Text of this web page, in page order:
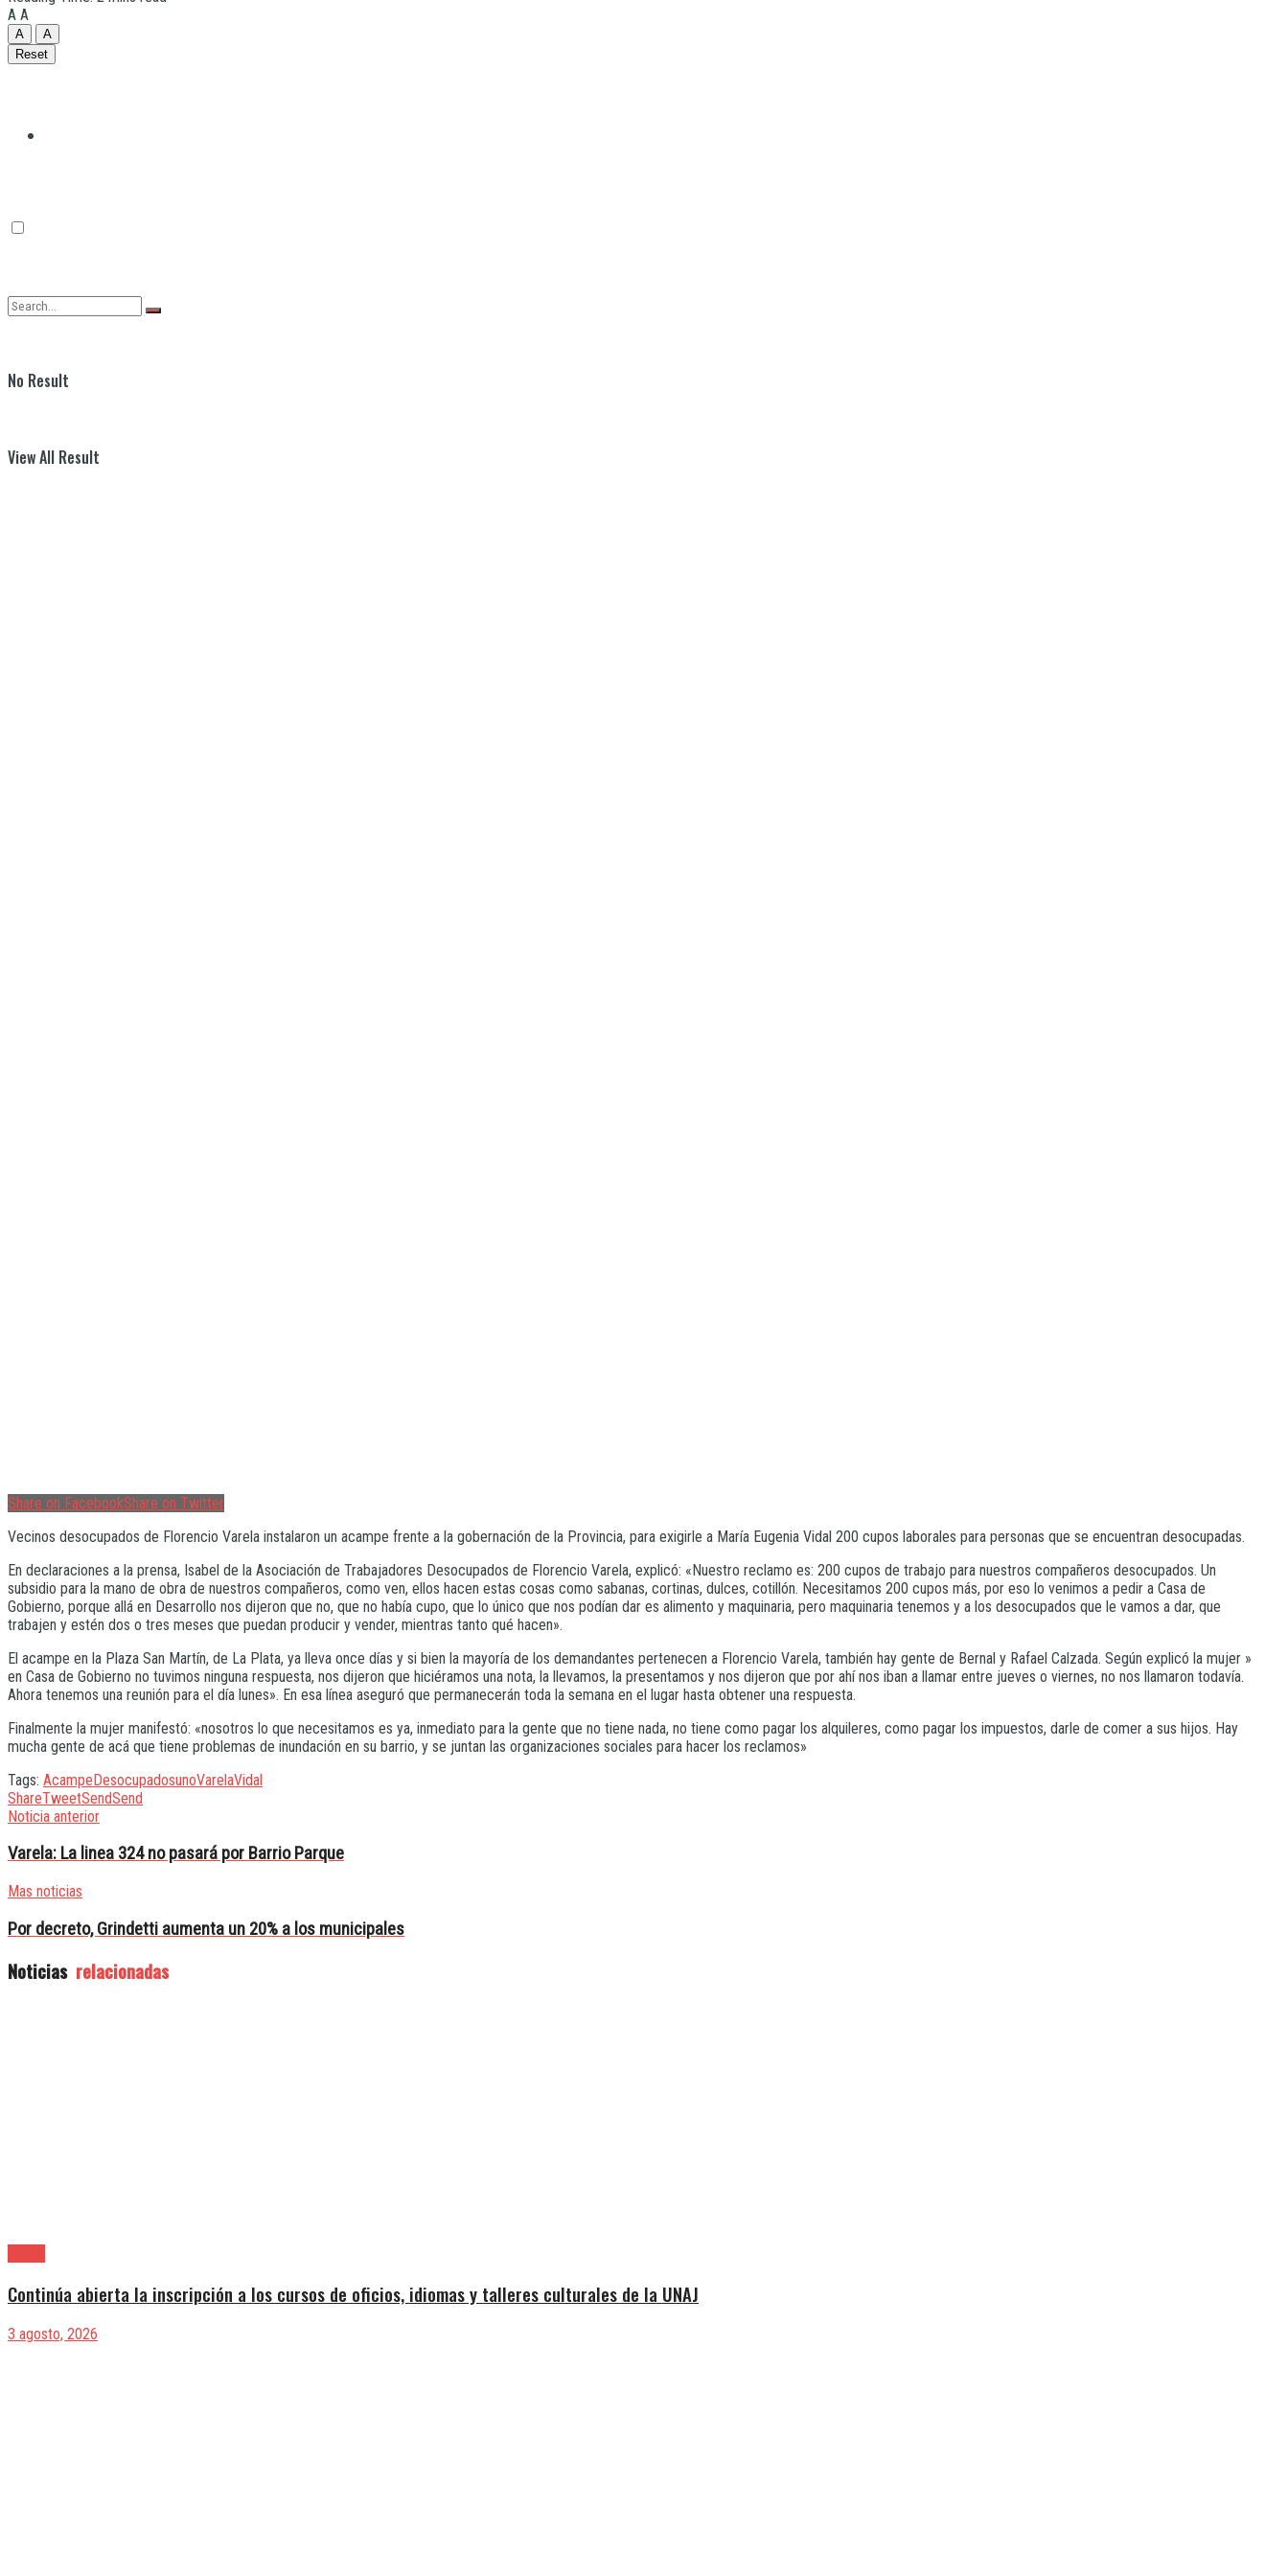
Quilmes
No Result
View All Result
A A
A
A
Reset
Share on FacebookShare on Twitter
Vecinos desocupados de Florencio Varela instalaron un acampe frente a la gobernación de la Provincia, para exigirle a María Eugenia Vidal 200 cupos laborales para personas que se encuentran desocupadas.
En declaraciones a la prensa, Isabel de la Asociación de Trabajadores Desocupados de Florencio Varela, explicó: «Nuestro reclamo es: 200 cupos de trabajo para nuestros compañeros desocupados. Un
subsidio para la mano de obra de nuestros compañeros, como ven, ellos hacen estas cosas como sabanas, cortinas, dulces, cotillón. Necesitamos 200 cupos más, por eso lo venimos a pedir a Casa de
Gobierno, porque allá en Desarrollo nos dijeron que no, que no había cupo, que lo único que nos podían dar es alimento y maquinaria, pero maquinaria tenemos y a los desocupados que le vamos a dar, que
trabajen y estén dos o tres meses que puedan producir y vender, mientras tanto qué hacen».
El acampe en la Plaza San Martín, de La Plata, ya lleva once días y si bien la mayoría de los demandantes pertenecen a Florencio Varela, también hay gente de Bernal y Rafael Calzada. Según explicó la mujer »
en Casa de Gobierno no tuvimos ninguna respuesta, nos dijeron que hiciéramos una nota, la llevamos, la presentamos y nos dijeron que por ahí nos iban a llamar entre jueves o viernes, no nos llamaron todavía.
Ahora tenemos una reunión para el día lunes». En esa línea aseguró que permanecerán toda la semana en el lugar hasta obtener una respuesta.
Finalmente la mujer manifestó: «nosotros lo que necesitamos es ya, inmediato para la gente que no tiene nada, no tiene como pagar los alquileres, como pagar los impuestos, darle de comer a sus hijos. Hay
mucha gente de acá que tiene problemas de inundación en su barrio, y se juntan las organizaciones sociales para hacer los reclamos»
Tags: AcampeDesocupadosunoVarelaVidal
ShareTweetSendSend
Noticia anterior
Varela: La linea 324 no pasará por Barrio Parque
Mas noticias
Por decreto, Grindetti aumenta un 20% a los municipales
Noticias relacionadas
Continúa abierta la inscripción a los cursos de oficios, idiomas y talleres culturales de la UNAJ
3 agosto, 2026